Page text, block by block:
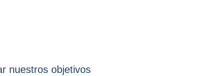
nuestros objetivos